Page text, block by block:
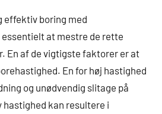
effektiv boring med
at mestre de rette
En af de vigtigste faktorer er at
En for høj hastighed
og unødvendig slitage på
hastighed kan resultere i